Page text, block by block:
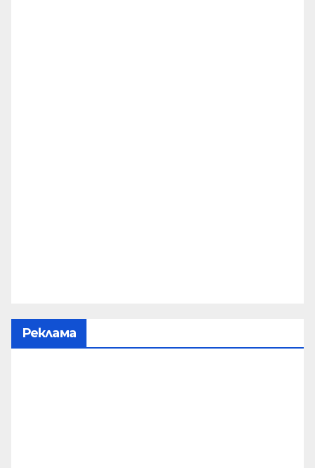
Реклама